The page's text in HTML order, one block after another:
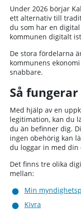
Under 2026 börjar
ett alternativ till
du som har en
kommunen digitalt
De stora fördelarna
kommunens
snabbare.
Så
Med hjälp av en
legitimation, kan du
du än befinner dig.
ingen obehörig kan
du loggar in med din
Det finns tre olika
mellan:
Min
Kivra